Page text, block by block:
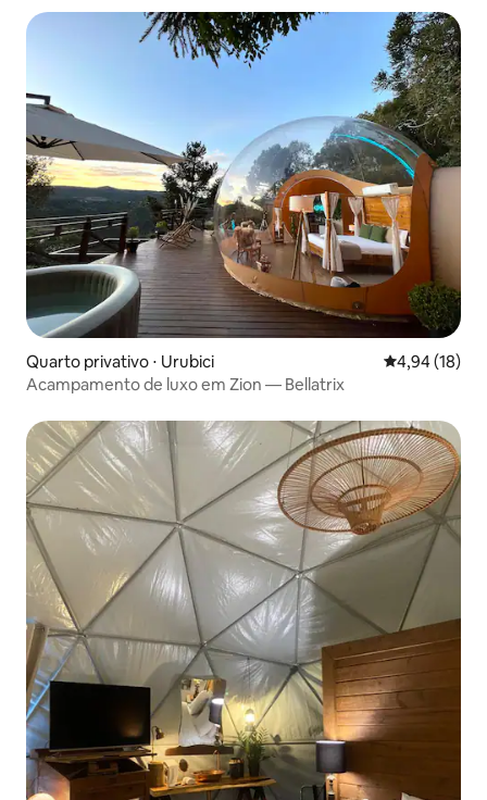
Quarto privativo ⋅ Urubici 4,94 de uma
4,94 (18)
Acampamento de luxo em Zion — Bellatrix